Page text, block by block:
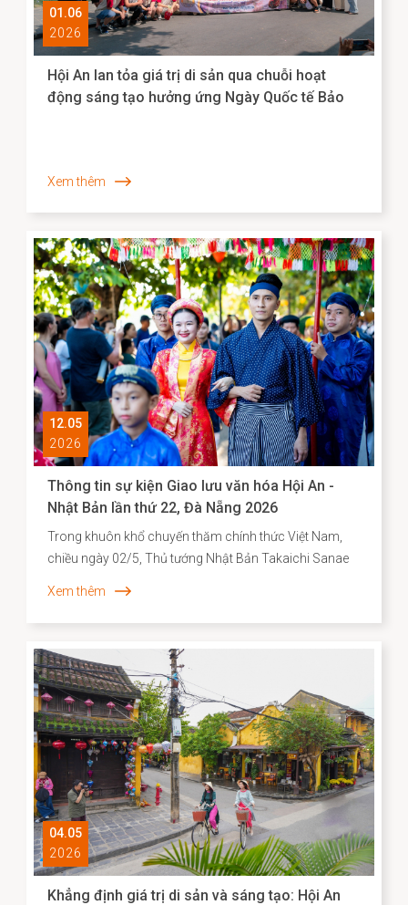
01.06
2026
Hội An lan tỏa giá trị di sản qua chuỗi hoạt
động sáng tạo hưởng ứng Ngày Quốc tế Bảo
Xem thêm
12.05
2026
Thông tin sự kiện Giao lưu văn hóa Hội An -
Nhật Bản lần thứ 22, Đà Nẵng 2026
Trong khuôn khổ chuyến thăm chính thức Việt Nam,
chiều ngày 02/5, Thủ tướng Nhật Bản Takaichi Sanae
Sanae đã bày tỏ mong muốn được thăm Di sản văn
hóa thế giới Hội An, để bước đi trên những con đường
mà cộng đồng người Nhật ở đó từng đi qua. Nơi có di
tích Chùa Cầu vừa được hoàn thành trùng tu với sự hợp
tác của Nhật Bản - là minh chứng cho hơn 400 năm
lịch sử giao thương năng động giữa hai dân tộc trên
những vùng biển tự do.
Xem thêm
04.05
2026
Khẳng định giá trị di sản và sáng tạo: Hội An